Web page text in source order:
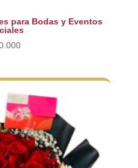
para Bodas y Eventos